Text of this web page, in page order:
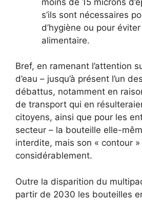
s’ils sont nécessaires
d’hygiène ou pour
alimentaire.
Bref, en ramenant l’attention
d’eau – jusqu’à présent l’un
débattus, notamment en
de transport qui en
citoyens, ainsi que pour les
secteur – la bouteille elle-
interdite, mais son « contour »
considérablement.
Outre la disparition du
partir de 2030 les bouteilles